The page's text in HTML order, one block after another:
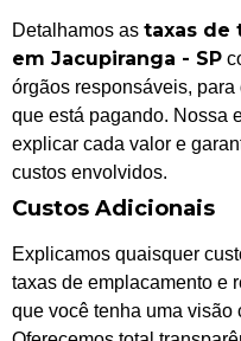
Detalhamos as taxas de
em Jacupiranga - SP
órgãos responsáveis,
que está pagando. Nossa
explicar cada valor e
custos envolvidos.
Custos Adicionais
Explicamos quaisquer
taxas de emplacamento e
que você tenha uma visão